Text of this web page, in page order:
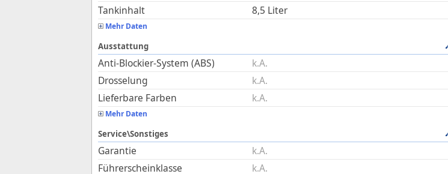
Tankinhalt
8,5 Liter
Mehr Daten
Ausstattung
Anti-Blockier-System (ABS)
k.A.
Drosselung
k.A.
Lieferbare Farben
k.A.
Mehr Daten
Service\Sonstiges
Garantie
k.A.
Führerscheinklasse
k.A.